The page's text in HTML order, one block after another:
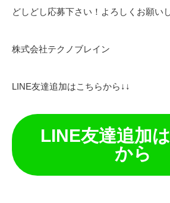
どしどし応募下さい！よろしくお願い
株式会社テクノブレイン
LINE友達追加はこちらから↓↓
LINE友達追加
から